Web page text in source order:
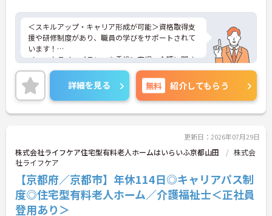
＜スキルアップ・キャリア形成が可能＞資格取得支
援や研修制度があり、職員の学びをサポートされて
います！
＜ワークライフバランスを重視＞育児・介護に関す
る制度や社宅制度、各種手当など、長く安心して働
きやすい環境が整っています。
＜寄り添ったケアの実施＞利用者さまに深く寄り添
ったサービスの提供を目指し、職員の専門性を高め
るような人材育成にも注力されています。
詳細をお話ししますのでお気軽にご相談ください！
詳細を見る 無料 紹介してもらう
更新日：2026年07月29日
株式会社ライフケア住宅型有料老人ホームはいらいふ京都山田
株式会
社ライフケア
【京都府／京都市】年休114日◎キャリアパス制
度◎住宅型有料老人ホーム／介護福祉士＜正社員
登用あり＞